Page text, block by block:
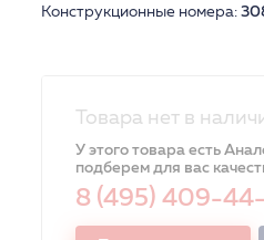
Конструкционные номера:
Товара нет в
У этого товара есть
подберем для вас
8 (495) 409-